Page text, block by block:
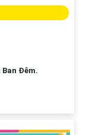
Ban Ðêm.